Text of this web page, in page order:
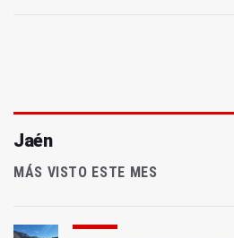
Jaén
MÁS VISTO ESTE MES